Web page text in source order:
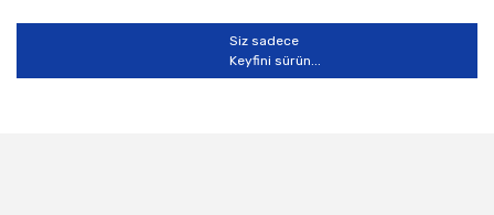
Siz sadece
Keyfini sürün...